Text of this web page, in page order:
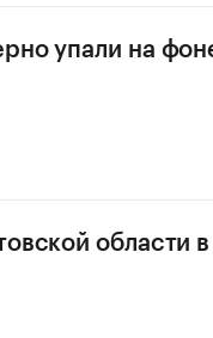
упали на
области